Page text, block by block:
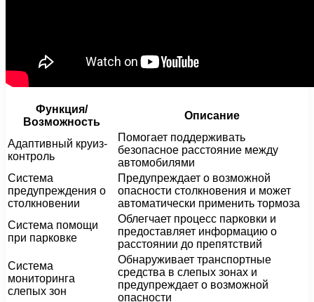
Функция/
Возможность
Описание
Адаптивный круиз-
контроль
Помогает поддерживать
безопасное расстояние между
автомобилями
Система
предупреждения о
столкновении
Предупреждает о возможной
опасности столкновения и может
автоматически применить тормоза
Система помощи
при парковке
Облегчает процесс парковки и
предоставляет информацию о
расстоянии до препятствий
Система
мониторинга
слепых зон
Обнаруживает транспортные
средства в слепых зонах и
предупреждает о возможной
опасности